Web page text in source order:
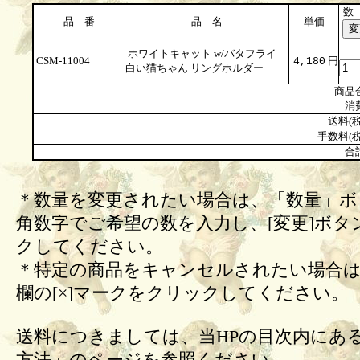
品 番 品 名 単価
数
CSM-11004
ホワイトキャット w/バタフライ
白い猫ちゃん リングホルダー
4,180 円
商品
消
送料(
手数料(
合
＊数量を変更されたい場合は、「数量」
角数字でご希望の数を入力し、[変更]ボタ
クしてください。
＊特定の商品をキャンセルされたい場合
欄の[×]マークをクリックしてください。
送料につきましては、当HPの目次内にあ